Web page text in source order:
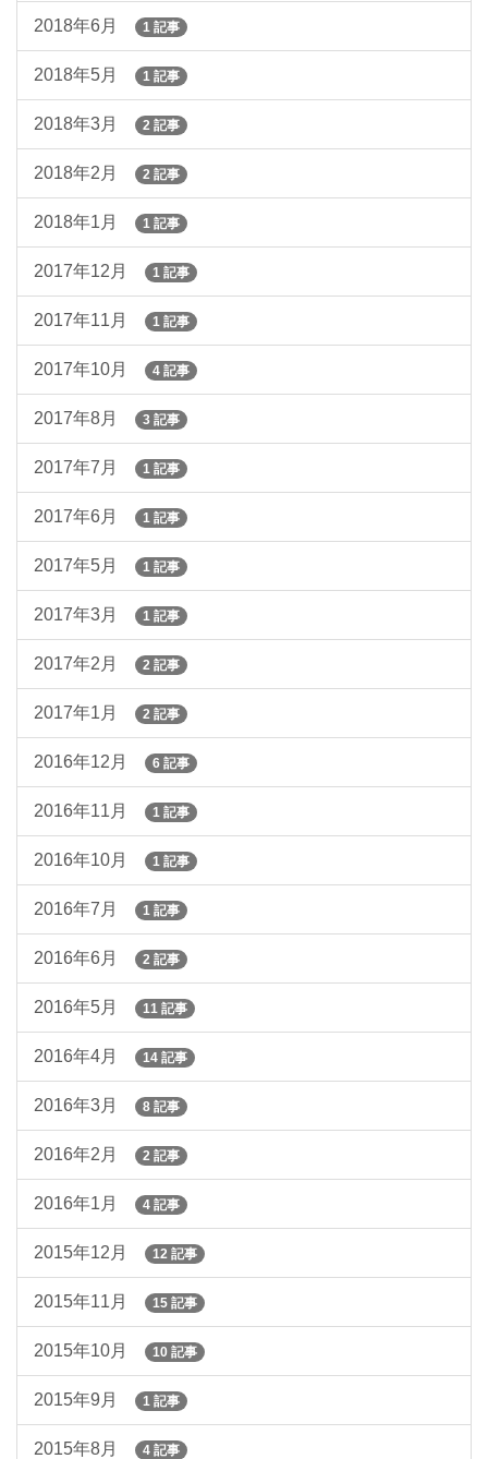
2018年6月 1 記事
2018年5月 1 記事
2018年3月 2 記事
2018年2月 2 記事
2018年1月 1 記事
2017年12月 1 記事
2017年11月 1 記事
2017年10月 4 記事
2017年8月 3 記事
2017年7月 1 記事
2017年6月 1 記事
2017年5月 1 記事
2017年3月 1 記事
2017年2月 2 記事
2017年1月 2 記事
2016年12月 6 記事
2016年11月 1 記事
2016年10月 1 記事
2016年7月 1 記事
2016年6月 2 記事
2016年5月 11 記事
2016年4月 14 記事
2016年3月 8 記事
2016年2月 2 記事
2016年1月 4 記事
2015年12月 12 記事
2015年11月 15 記事
2015年10月 10 記事
2015年9月 1 記事
2015年8月 4 記事